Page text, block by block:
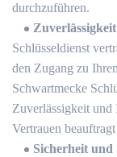
durchzuführen.​
Schlüsseldienst
den Zugang zu
Schwartmecke
Zuverlässigkeit und
Vertrauen
Sicherheit und